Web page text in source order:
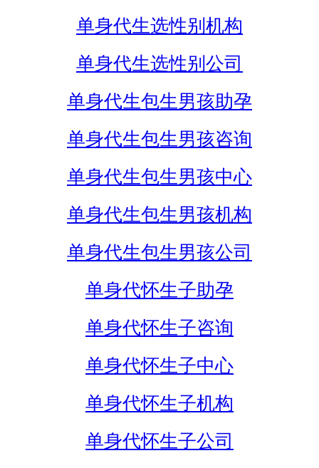
单身代生选性别机构
单身代生选性别公司
单身代生包生男孩助孕
单身代生包生男孩咨询
单身代生包生男孩中心
单身代生包生男孩机构
单身代生包生男孩公司
单身代怀生子助孕
单身代怀生子咨询
单身代怀生子中心
单身代怀生子机构
单身代怀生子公司